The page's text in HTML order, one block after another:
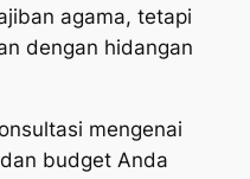
agama, tetapi
dengan hidangan
mengenai
budget Anda